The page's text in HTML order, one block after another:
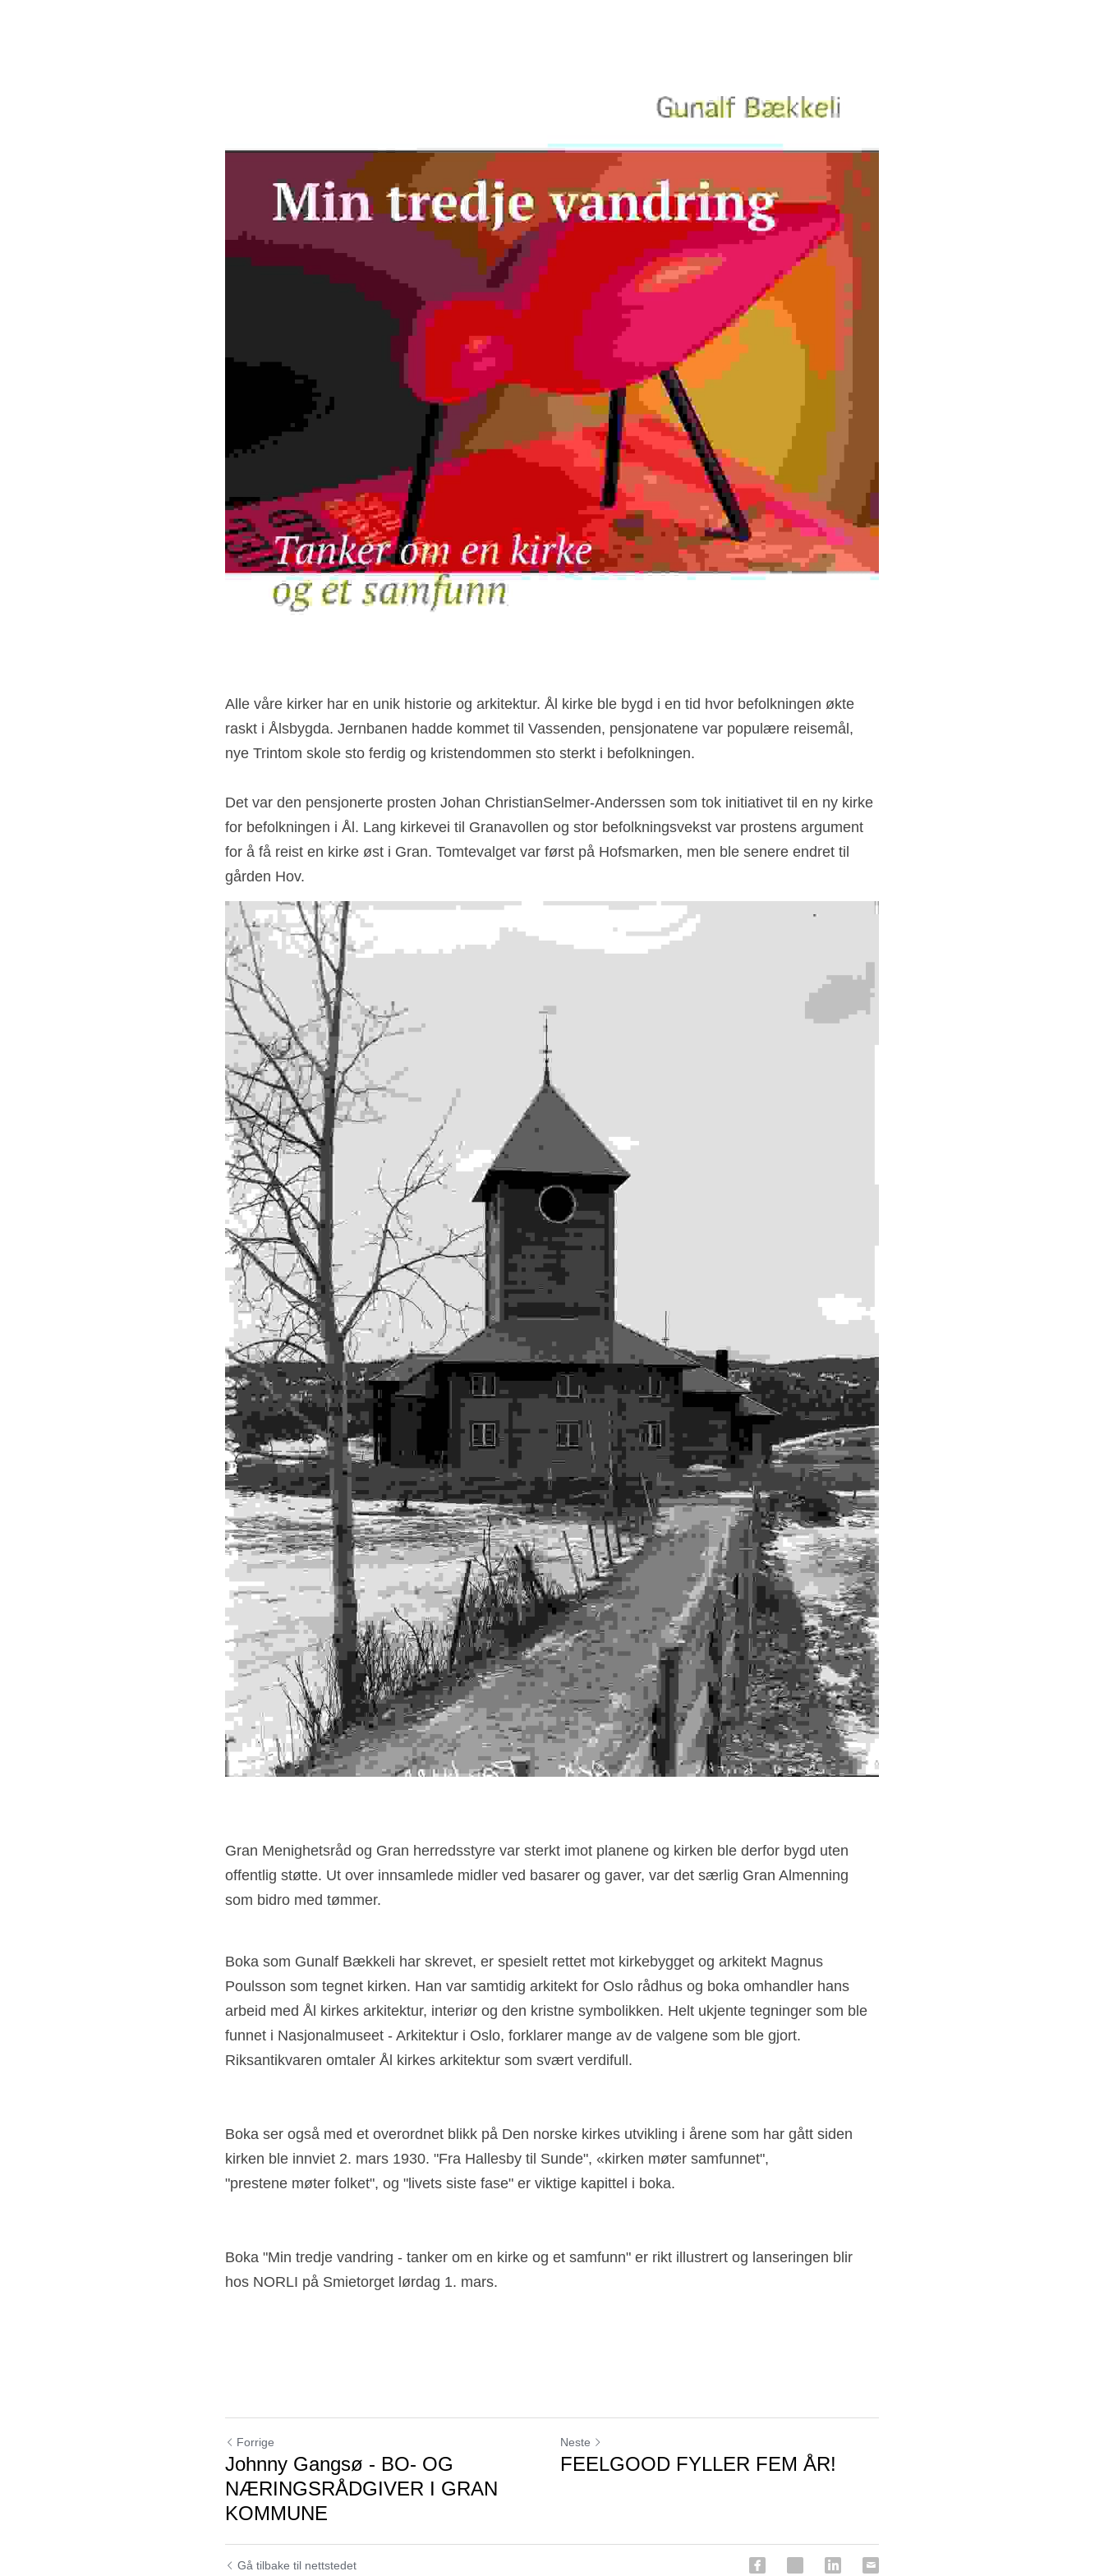
Alle våre kirker har en unik historie og arkitektur. Ål kirke ble bygd i en tid hvor befolkningen økte
raskt i Ålsbygda. Jernbanen hadde kommet til Vassenden, pensjonatene var populære reisemål,
nye Trintom skole sto ferdig og kristendommen sto sterkt i befolkningen.
Det var den pensjonerte prosten Johan ChristianSelmer-Anderssen som tok initiativet til en ny kirke
for befolkningen i Ål. Lang kirkevei til Granavollen og stor befolkningsvekst var prostens argument
for å få reist en kirke øst i Gran. Tomtevalget var først på Hofsmarken, men ble senere endret til
gården Hov.
Gran Menighetsråd og Gran herredsstyre var sterkt imot planene og kirken ble derfor bygd uten
offentlig støtte. Ut over innsamlede midler ved basarer og gaver, var det særlig Gran Almenning
som bidro med tømmer.
Boka som Gunalf Bækkeli har skrevet, er spesielt rettet mot kirkebygget og arkitekt Magnus
Poulsson som tegnet kirken. Han var samtidig arkitekt for Oslo rådhus og boka omhandler hans
arbeid med Ål kirkes arkitektur, interiør og den kristne symbolikken. Helt ukjente tegninger som ble
funnet i Nasjonalmuseet - Arkitektur i Oslo, forklarer mange av de valgene som ble gjort.
Riksantikvaren omtaler Ål kirkes arkitektur som svært verdifull.
Boka ser også med et overordnet blikk på Den norske kirkes utvikling i årene som har gått siden
kirken ble innviet 2. mars 1930. "Fra Hallesby til Sunde", «kirken møter samfunnet",
"prestene møter folket", og "livets siste fase" er viktige kapittel i boka.
Boka "Min tredje vandring - tanker om en kirke og et samfunn" er rikt illustrert og lanseringen blir
hos NORLI på Smietorget lørdag 1. mars.
Forrige
Johnny Gangsø - BO- OG
NÆRINGSRÅDGIVER I GRAN
KOMMUNE
Neste
FEELGOOD FYLLER FEM ÅR!
Gå tilbake til nettstedet